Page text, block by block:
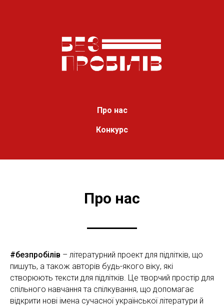
Про нас
Конкурс
Про нас
#безпробілів – літературний проект для підлітків, що
пишуть, а також авторів будь-якого віку, які
створюють тексти для підлітків. Це творчий простір для
спільного навчання та спілкування, що допомагає
відкрити нові імена сучасної української літератури й